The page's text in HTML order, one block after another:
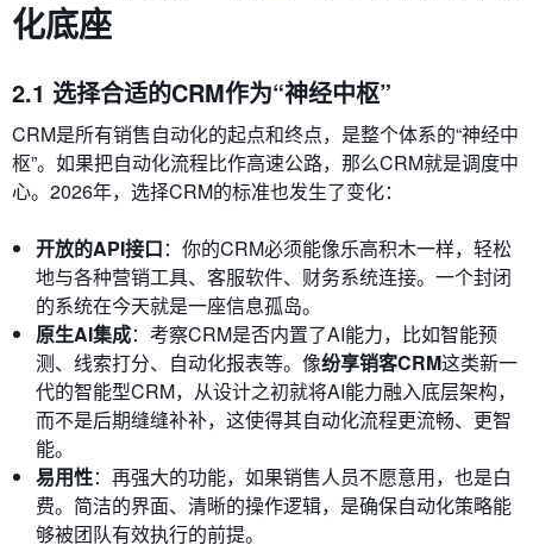
化底座
2.1 选择合适的CRM作为“神经中枢”
CRM是所有销售自动化的起点和终点，是整个体系的“神经中
枢”。如果把自动化流程比作高速公路，那么CRM就是调度中
心。2026年，选择CRM的标准也发生了变化：
开放的API接口：你的CRM必须能像乐高积木一样，轻松
地与各种营销工具、客服软件、财务系统连接。一个封闭
的系统在今天就是一座信息孤岛。
原生AI集成：考察CRM是否内置了AI能力，比如智能预
测、线索打分、自动化报表等。像纷享销客CRM这类新一
代的智能型CRM，从设计之初就将AI能力融入底层架构，
而不是后期缝缝补补，这使得其自动化流程更流畅、更智
能。
易用性：再强大的功能，如果销售人员不愿意用，也是白
费。简洁的界面、清晰的操作逻辑，是确保自动化策略能
够被团队有效执行的前提。